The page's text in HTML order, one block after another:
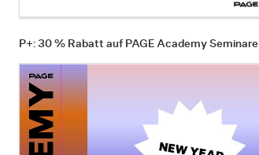
P+: 30 % Rabatt auf PAGE Academy Seminare